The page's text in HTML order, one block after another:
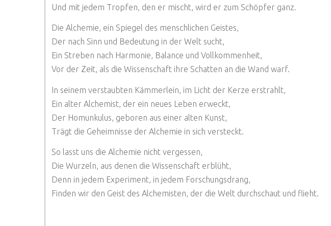
Und mit jedem Tropfen, den er mischt, wird er zum Schöpfer ganz.
Die Alchemie, ein Spiegel des menschlichen Geistes,
Der nach Sinn und Bedeutung in der Welt sucht,
Ein Streben nach Harmonie, Balance und Vollkommenheit,
Vor der Zeit, als die Wissenschaft ihre Schatten an die Wand warf.
In seinem verstaubten Kämmerlein, im Licht der Kerze erstrahlt,
Ein alter Alchemist, der ein neues Leben erweckt,
Der Homunkulus, geboren aus einer alten Kunst,
Trägt die Geheimnisse der Alchemie in sich versteckt.
So lasst uns die Alchemie nicht vergessen,
Die Wurzeln, aus denen die Wissenschaft erblüht,
Denn in jedem Experiment, in jedem Forschungsdrang,
Finden wir den Geist des Alchemisten, der die Welt durchschaut und flieht.